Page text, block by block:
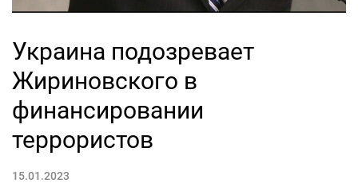
Украина подозревает
Жириновского в
финансировании
террористов
15.01.2023